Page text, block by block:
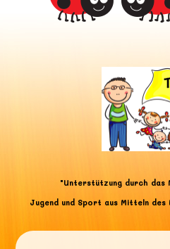
"Unterstützung durch das
Jugend und Sport aus Mitteln des